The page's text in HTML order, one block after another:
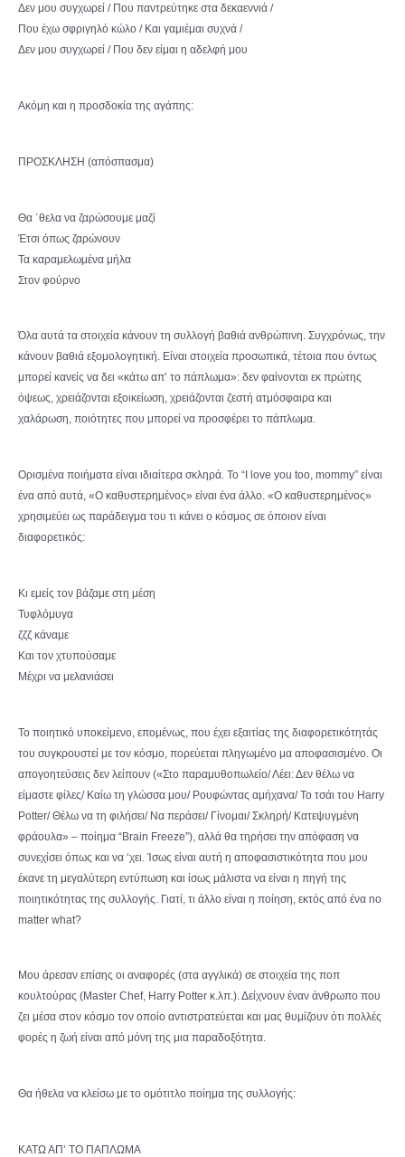
Δεν μου συγχωρεί / Που παντρεύτηκε στα δεκαεννιά /
Που έχω σφριγηλό κώλο / Και γαμιέμαι συχνά /
Δεν μου συγχωρεί / Που δεν είμαι η αδελφή μου
Ακόμη και η προσδοκία της αγάπης:
ΠΡΟΣΚΛΗΣΗ (απόσπασμα)
Θα ΄θελα να ζαρώσουμε μαζί
Έτσι όπως ζαρώνουν
Τα καραμελωμένα μήλα
Στον φούρνο
Όλα αυτά τα στοιχεία κάνουν τη συλλογή βαθιά ανθρώπινη. Συγχρόνως, την
κάνουν βαθιά εξομολογητική. Είναι στοιχεία προσωπικά, τέτοια που όντως
μπορεί κανείς να δει «κάτω απ’ το πάπλωμα»: δεν φαίνονται εκ πρώτης
όψεως, χρειάζονται εξοικείωση, χρειάζονται ζεστή ατμόσφαιρα και
χαλάρωση, ποιότητες που μπορεί να προσφέρει το πάπλωμα.
Ορισμένα ποιήματα είναι ιδιαίτερα σκληρά. Το “I love you too, mommy” είναι
ένα από αυτά, «Ο καθυστερημένος» είναι ένα άλλο. «Ο καθυστερημένος»
χρησιμεύει ως παράδειγμα του τι κάνει ο κόσμος σε όποιον είναι
διαφορετικός:
Κι εμείς τον βάζαμε στη μέση
Τυφλόμυγα
ζζζ κάναμε
Και τον χτυπούσαμε
Μέχρι να μελανιάσει
Το ποιητικό υποκείμενο, επομένως, που έχει εξαιτίας της διαφορετικότητάς
του συγκρουστεί με τον κόσμο, πορεύεται πληγωμένο μα αποφασισμένο. Οι
απογοητεύσεις δεν λείπουν («Στο παραμυθοπωλείο/ Λέει: Δεν θέλω να
είμαστε φίλες/ Καίω τη γλώσσα μου/ Ρουφώντας αμήχανα/ Το τσάι του Harry
Potter/ Θέλω να τη φιλήσει/ Να περάσει/ Γίνομαι/ Σκληρή/ Κατεψυγμένη
φράουλα» – ποίημα “Brain Freeze”), αλλά θα τηρήσει την απόφαση να
συνεχίσει όπως και να ‘χει. Ίσως είναι αυτή η αποφασιστικότητα που μου
έκανε τη μεγαλύτερη εντύπωση και ίσως μάλιστα να είναι η πηγή της
ποιητικότητας της συλλογής. Γιατί, τι άλλο είναι η ποίηση, εκτός από ένα no
matter what?
Μου άρεσαν επίσης οι αναφορές (στα αγγλικά) σε στοιχεία της ποπ
κουλτούρας (Master Chef, Harry Potter κ.λπ.). Δείχνουν έναν άνθρωπο που
ζει μέσα στον κόσμο τον οποίο αντιστρατεύεται και μας θυμίζουν ότι πολλές
φορές η ζωή είναι από μόνη της μια παραδοξότητα.
Θα ήθελα να κλείσω με το ομότιτλο ποίημα της συλλογής:
ΚΑΤΩ ΑΠ’ ΤΟ ΠΑΠΛΩΜΑ